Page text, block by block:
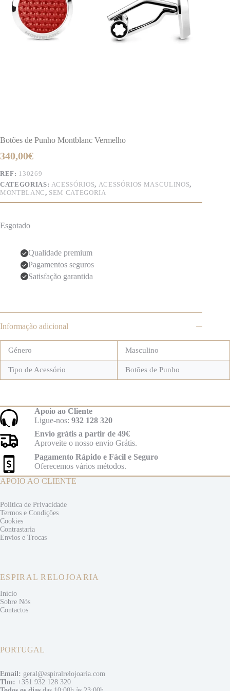
Botões de Punho Montblanc Vermelho
340,00€
REF: 130269
CATEGORIAS: ACESSÓRIOS, ACESSÓRIOS MASCULINOS,
MONTBLANC, SEM CATEGORIA
Esgotado
Qualidade premium
Pagamentos seguros
Satisfação garantida
Informação adicional
Género Masculino
Tipo de Acessório Botões de Punho
Apoio ao Cliente
Ligue-nos: 932 128 320
Envio grátis a partir de 49€
Aproveite o nosso envio Grátis.
Pagamento Rápido e Fácil e Seguro
Oferecemos vários métodos.
APOIO AO CLIENTE
Politica de Privacidade
Termos e Condições
Cookies
Contrastaria
Envios e Trocas
ESPIRAL RELOJOARIA
Início
Sobre Nós
Contactos
PORTUGAL
Email: geral@espiralrelojoaria.com
Tlm: +351 932 128 320